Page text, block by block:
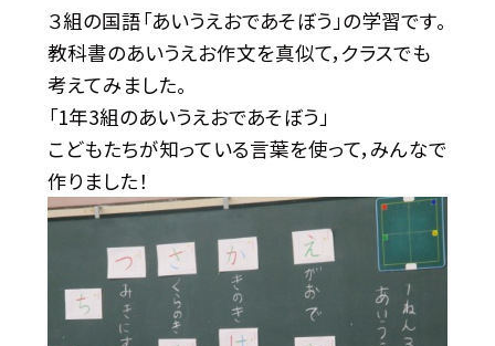
３組の国語「あいうえおであそぼう」の学習です。
教科書のあいうえお作文を真似て，クラスでも
考えてみました。
「1年3組のあいうえおであそぼう」
こどもたちが知っている言葉を使って，みんなで
作りました！